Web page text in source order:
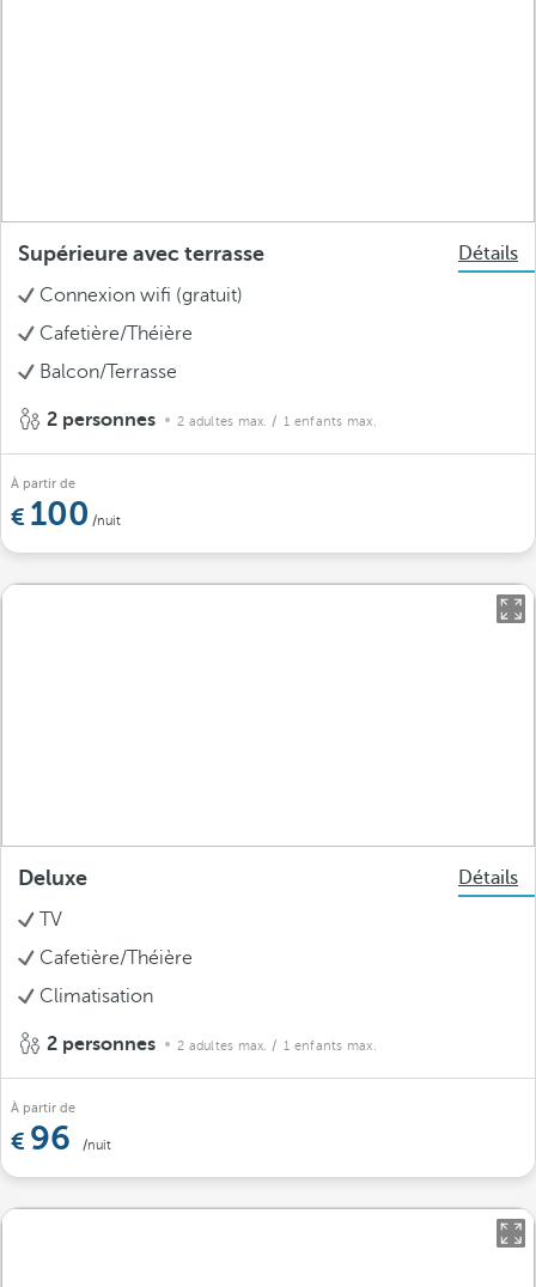
Supérieure avec terrasse
Détails
Connexion wifi (gratuit)
Cafetière/Théière
Balcon/Terrasse
2 personnes 2 adultes max. / 1 enfants max.
À partir de
100 /nuit
Deluxe
Détails
TV
Cafetière/Théière
Climatisation
2 personnes 2 adultes max. / 1 enfants max.
À partir de
96 /nuit